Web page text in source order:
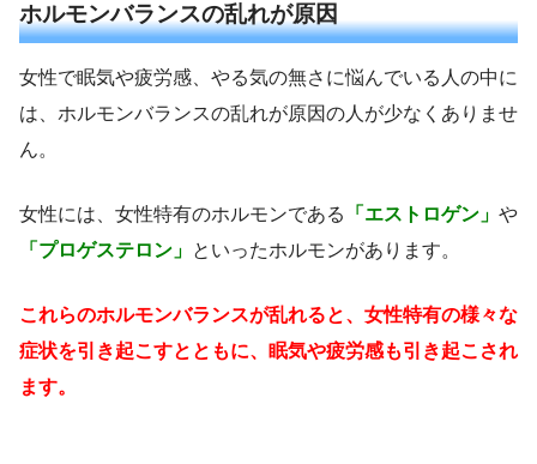
ホルモンバランスの乱れが原因
女性で眠気や疲労感、やる気の無さに悩んでいる人の中に
は、ホルモンバランスの乱れが原因の人が少なくありませ
ん。
女性には、女性特有のホルモンである 「エストロゲン」 や
「プロゲステロン」 といったホルモンがあります。
これらのホルモンバランスが乱れると、女性特有の様々な
症状を引き起こすとともに、眠気や疲労感も引き起こされ
ます。